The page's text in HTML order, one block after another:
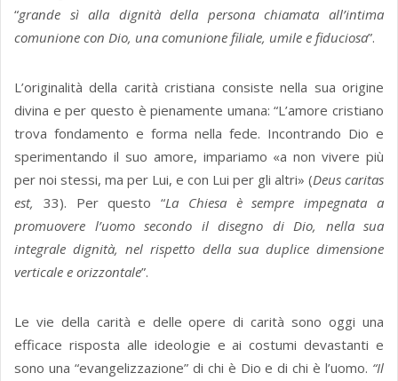
“grande sì alla dignità della persona chiamata all’intima
comunione con Dio, una comunione filiale, umile e fiduciosa”.
L’originalità della carità cristiana consiste nella sua origine
divina e per questo è pienamente umana: “L’amore cristiano
trova fondamento e forma nella fede. Incontrando Dio e
sperimentando il suo amore, impariamo «a non vivere più
per noi stessi, ma per Lui, e con Lui per gli altri» (Deus caritas
est, 33). Per questo “La Chiesa è sempre impegnata a
promuovere l’uomo secondo il disegno di Dio, nella sua
integrale dignità, nel rispetto della sua duplice dimensione
verticale e orizzontale”.
Le vie della carità e delle opere di carità sono oggi una
efficace risposta alle ideologie e ai costumi devastanti e
sono una “evangelizzazione” di chi è Dio e di chi è l’uomo. “Il